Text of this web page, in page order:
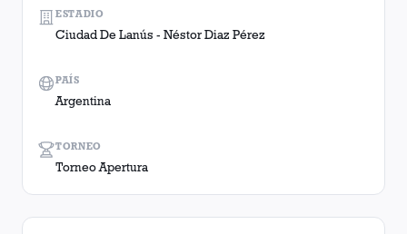
TORNEO
Torneo Apertura
ESTADIO
Ciudad De Lanús - Néstor Diaz Pérez
PAÍS
Argentina